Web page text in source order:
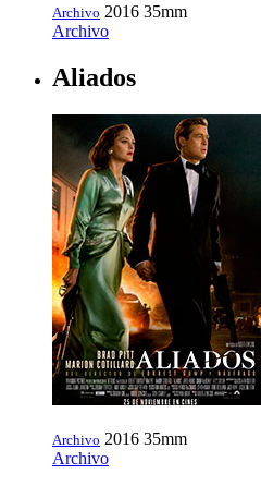
Archivo 2016 35mm
Archivo
Aliados
Archivo 2016 35mm
Archivo